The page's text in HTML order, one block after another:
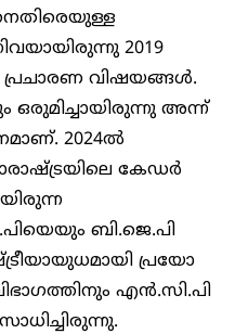
2019
പ്രചാരണ വിഷയങ്ങൾ.
അന്ന്
2024ൽ
കേഡർ
ബി.ജെ.പി
പ്രയോ​
എൻ.സി.പി